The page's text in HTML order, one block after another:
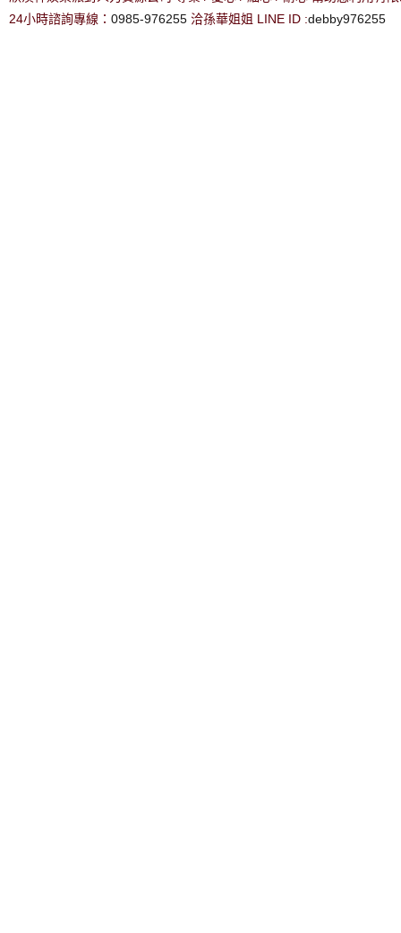
24小時諮詢專線： 0985-976255 洽孫華姐姐 LINE ID :debby976255